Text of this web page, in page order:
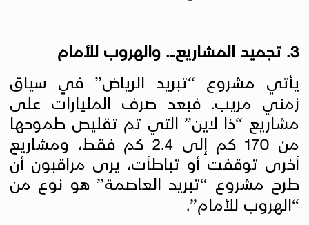
3. تجميد المشاريع… والهروب للأمام
يأتي مشروع “تبريد الرياض” في سياق
زمني مريب. فبعد صرف المليارات على
مشاريع “ذا لاين” التي تم تقليص طموحها
من 170 كم إلى 2.4 كم فقط، ومشاريع
أخرى توقفت أو تباطأت، يرى مراقبون أن
طرح مشروع “تبريد العاصمة” هو نوع من
“الهروب للأمام”.